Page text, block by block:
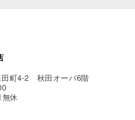
田町4-2 秋田オーパ6階
休